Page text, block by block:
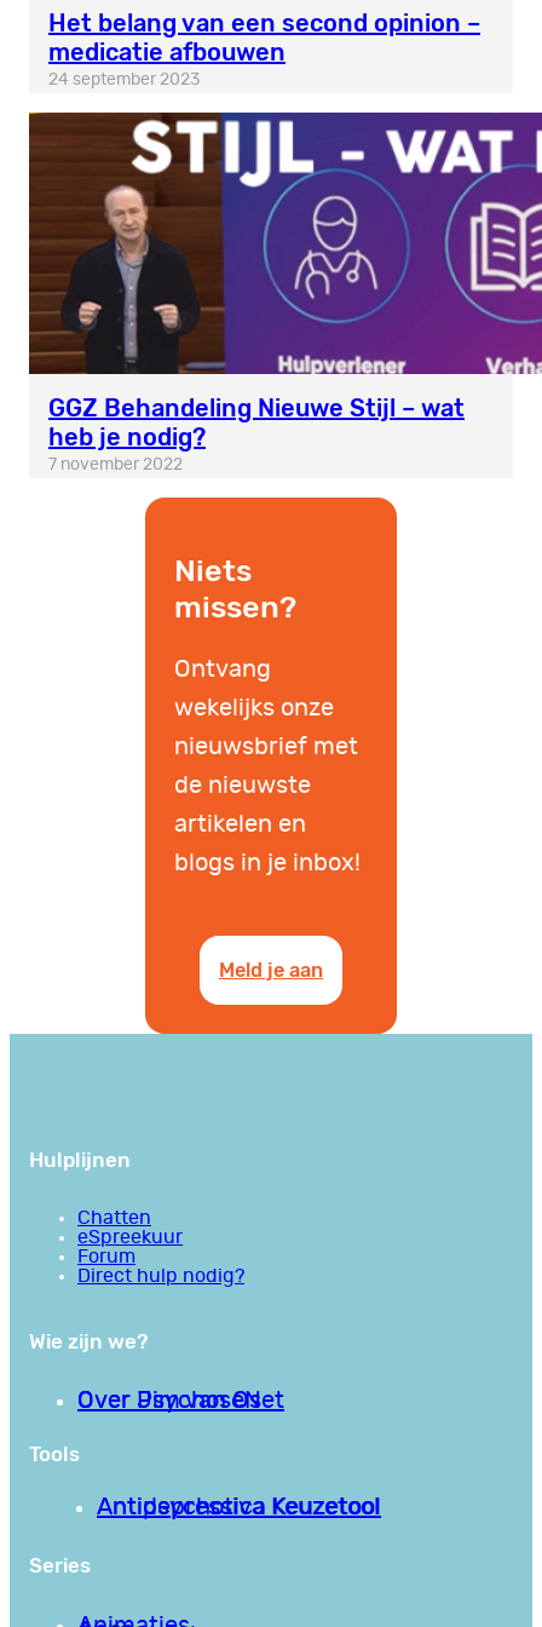
Het belang van een second opinion –
medicatie afbouwen
24 september 2023
GGZ Behandeling Nieuwe Stijl – wat
heb je nodig?
7 november 2022
Niets
missen?
Ontvang
wekelijks onze
nieuwsbrief met
de nieuwste
artikelen en
blogs in je inbox!
Meld je aan
Hulplijnen
Chatten
eSpreekuur
Forum
Direct hulp nodig?
Wie zijn we?
Over PsychoseNet
Over Jim van Os
Tools
Antipsychotica Keuzetool
Antidepressiva Keuzetool
Series